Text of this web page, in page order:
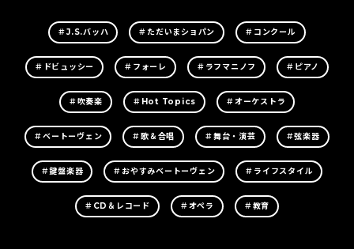
＃J.S.バッハ ＃ただいまショパン ＃コンクール
＃ドビュッシー ＃フォーレ ＃ラフマニノフ ＃ピアノ
＃吹奏楽 ＃Hot Topics ＃オーケストラ
＃ベートーヴェン ＃歌＆合唱 ＃舞台・演芸 ＃弦楽器
＃鍵盤楽器 ＃おやすみベートーヴェン ＃ライフスタイル
＃CD＆レコード ＃オペラ ＃教育